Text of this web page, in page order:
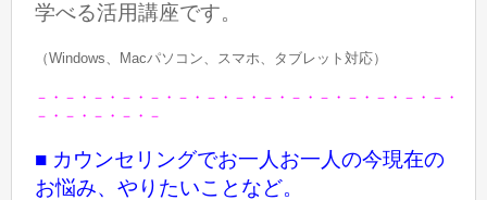
学べる活用講座です。
（Windows、Macパソコン、スマホ、タブレット対応）
－・－・－・－・－・－・－・－・－・－・－・－・－・－・－・
－・－・－・－・－
■ カウンセリングでお一人お一人の今現在の
お悩み、やりたいことなど。